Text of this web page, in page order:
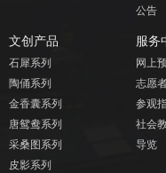
公告
文创产品
石犀系列
陶俑系列
金香囊系列
唐鸳鸯系列
采桑图系列
皮影系列
服务
网上
志愿
参观
社会
导览